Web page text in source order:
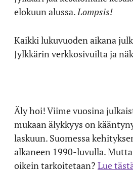
elokuun alussa.Lompsis!
Kaikki lukuvuoden aikana
Jylkkärin verkkosivuilta ja
Äly hoi! Viime vuosina
mukaan älykkyys on
laskuun. Suomessa
alkaneen 1990-luvulla.
oikein tarkoitetaan? Lue